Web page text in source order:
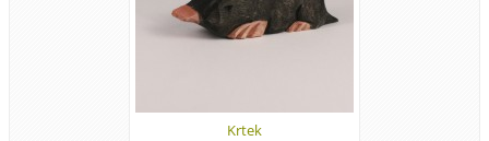
Krtek